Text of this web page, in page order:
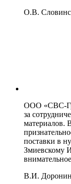
О.В.
ООО «СВС-
за
поставки в
Змиевскому
В.И. Доронин